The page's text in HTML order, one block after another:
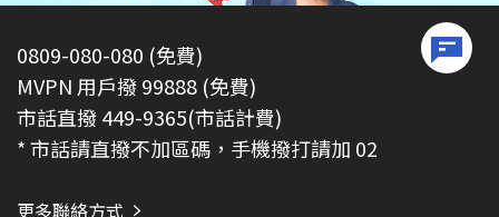
0809-080-080 (免費)
MVPN 用戶撥 99888 (免費)
市話直撥 449-9365(市話計費)
* 市話請直撥不加區碼，手機撥打請加 02
更多聯絡方式